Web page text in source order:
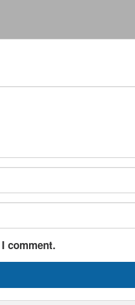
comment.